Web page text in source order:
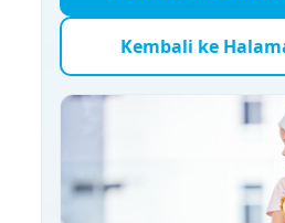
Kembali ke